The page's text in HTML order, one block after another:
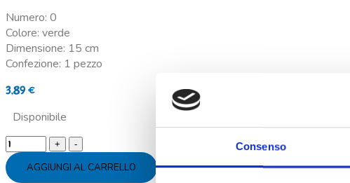
Consenso
Numero: 0
Colore: verde
Dimensione: 15 cm
Confezione: 1 pezzo
3,89€
Disponibile
Candela
gigante
verdeAGGIUNGI AL CARRELLO